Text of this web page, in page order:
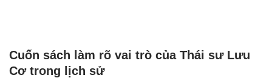
Cuốn sách làm rõ vai trò của Thái sư Lưu
Cơ trong lịch sử